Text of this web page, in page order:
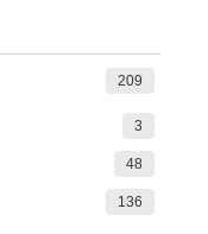
209
3
48
136